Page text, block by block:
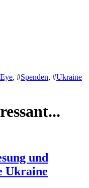
, #Spenden, #Ukraine
und
Ukraine